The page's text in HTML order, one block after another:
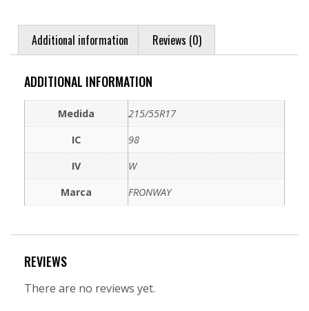
Additional information Reviews (0)
ADDITIONAL INFORMATION
Medida
215/55R17
IC
98
IV
W
Marca
FRONWAY
REVIEWS
There are no reviews yet.